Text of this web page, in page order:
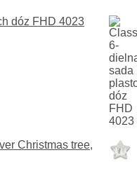
dóz FHD 4023
Christmas tree,